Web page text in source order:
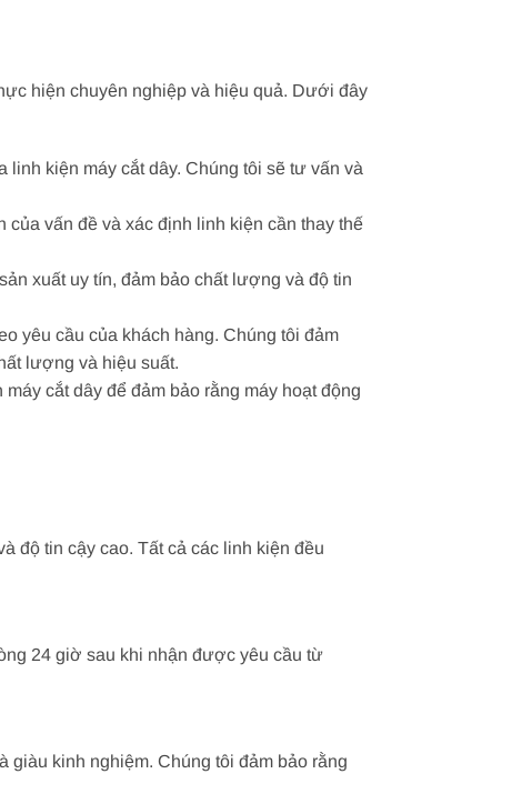
hiện chuyên nghiệp và hiệu quả. Dưới đây
kiện máy cắt dây. Chúng tôi sẽ tư vấn và
của vấn đề và xác định linh kiện cần thay thế
xuất uy tín, đảm bảo chất lượng và độ tin
yêu cầu của khách hàng. Chúng tôi đảm
lượng và hiệu suất.
cắt dây để đảm bảo rằng máy hoạt động
độ tin cậy cao. Tất cả các linh kiện đều
24 giờ sau khi nhận được yêu cầu từ
giàu kinh nghiệm. Chúng tôi đảm bảo rằng